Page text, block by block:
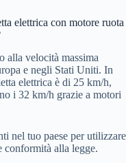
elettrica con motore ruota
alla velocità massima
e negli Stati Uniti. In
elettrica è di 25 km/h,
i 32 km/h grazie a motori
nel tuo paese per utilizzare
conformità alla legge.